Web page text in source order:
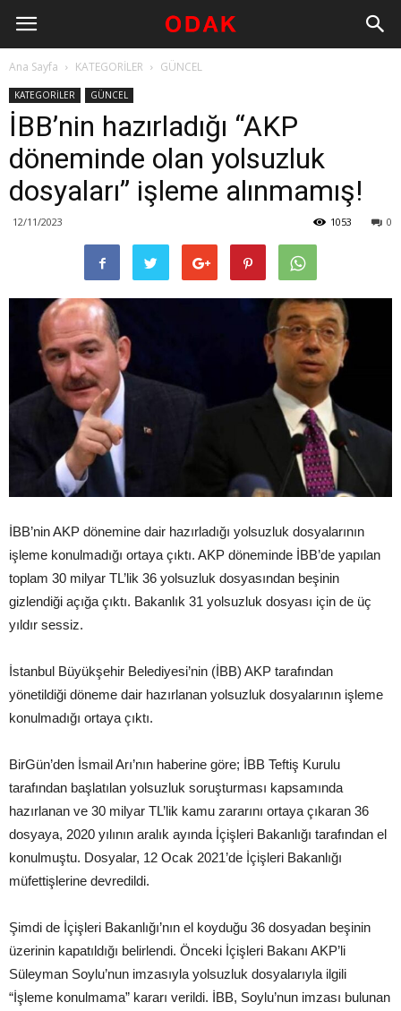
Ana Sayfa KATEGORİLER GÜNCEL
KATEGORİLER GÜNCEL
İBB’nin hazırladığı “AKP
döneminde olan yolsuzluk
dosyaları” işleme alınmamış!
12/11/2023 0
1053
İBB’nin AKP dönemine dair hazırladığı yolsuzluk dosyalarının
işleme konulmadığı ortaya çıktı. AKP döneminde İBB’de yapılan
toplam 30 milyar TL’lik 36 yolsuzluk dosyasından beşinin
gizlendiği açığa çıktı. Bakanlık 31 yolsuzluk dosyası için de üç
yıldır sessiz.
İstanbul Büyükşehir Belediyesi’nin (İBB) AKP tarafından
yönetildiği döneme dair hazırlanan yolsuzluk dosyalarının işleme
konulmadığı ortaya çıktı.
BirGün’den İsmail Arı’nın haberine göre; İBB Teftiş Kurulu
tarafından başlatılan yolsuzluk soruşturması kapsamında
hazırlanan ve 30 milyar TL’lik kamu zararını ortaya çıkaran 36
dosyaya, 2020 yılının aralık ayında İçişleri Bakanlığı tarafından el
konulmuştu. Dosyalar, 12 Ocak 2021’de İçişleri Bakanlığı
müfettişlerine devredildi.
Şimdi de İçişleri Bakanlığı’nın el koyduğu 36 dosyadan beşinin
üzerinin kapatıldığı belirlendi. Önceki İçişleri Bakanı AKP’li
Süleyman Soylu’nun imzasıyla yolsuzluk dosyalarıyla ilgili
“İşleme konulmama” kararı verildi. İBB, Soylu’nun imzası bulunan